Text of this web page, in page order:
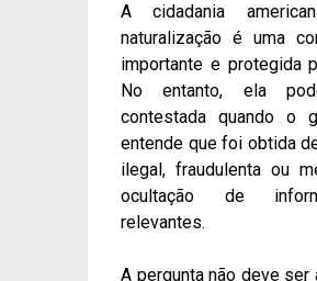
A cidadania
naturalização é uma
importante e protegida
No entanto, ela
contestada quando o
entende que foi obtida
ilegal, fraudulenta ou
ocultação de
relevantes.
A pergunta não deve ser